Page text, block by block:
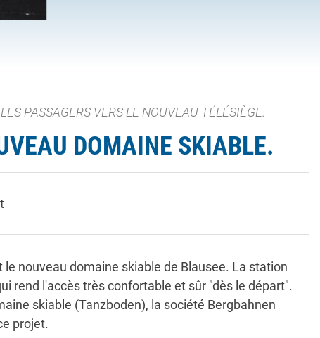
PASSAGERS VERS LE NOUVEAU TÉLÉSIÈGE.
DOMAINE SKIABLE.
nouveau domaine skiable de Blausee. La station
rend l'accès très confortable et sûr "dès le départ".
skiable (Tanzboden), la société Bergbahnen
projet.